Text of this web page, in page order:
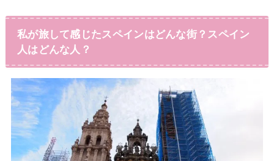
私が旅して感じたスペインはどんな街？スペイン
人はどんな人？